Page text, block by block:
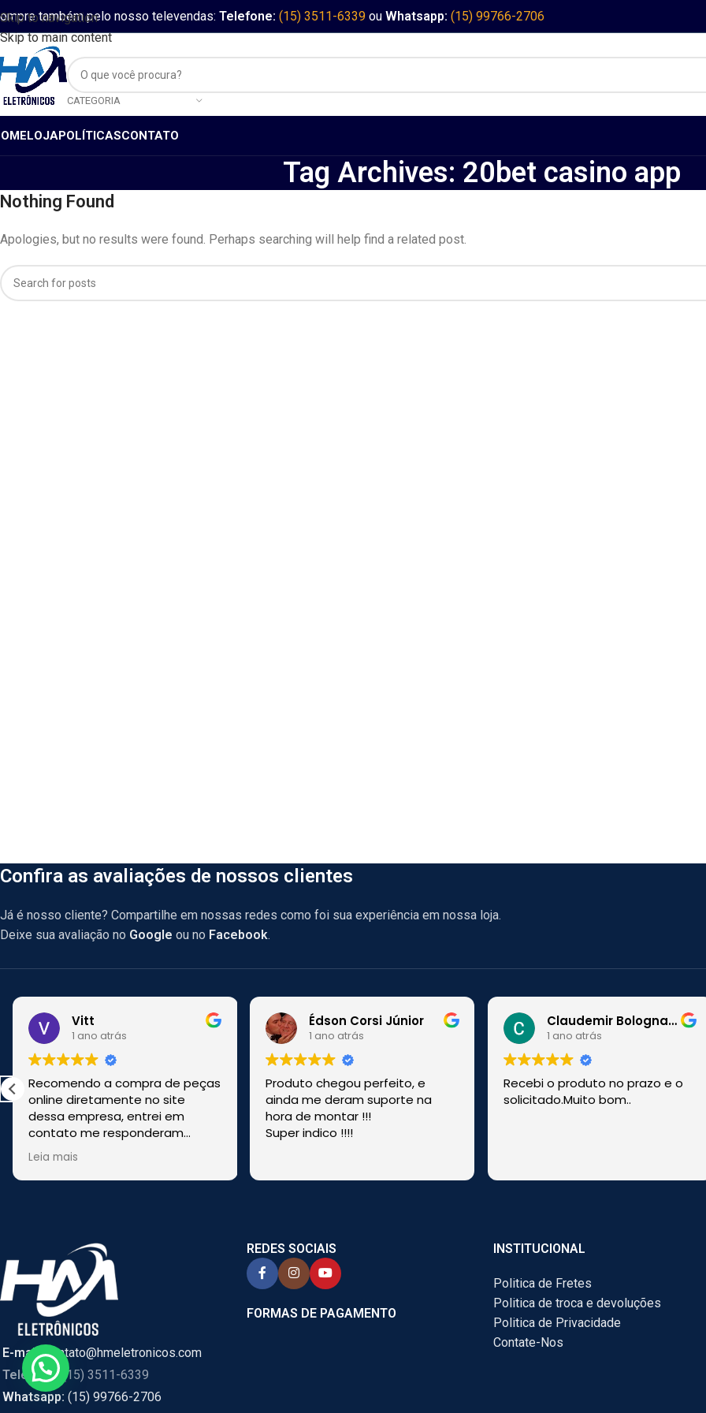
Skip to navigation
Skip to main content
também pelo nosso televendas: Telefone: (15) 3511-6339 ou Whatsapp: (15) 99766-2706
CATEGORIA
LOJAPOLÍTICASCONTATO
Tag Archives: 20bet casino app
Nothing Found
Apologies, but no results were found. Perhaps searching will help find a related post.
Confira as avaliações de nossos clientes
Já é nosso cliente? Compartilhe em nossas redes como foi sua experiência em nossa loja.
Deixe sua avaliação no Google ou no Facebook.
Vitt
1 ano atrás
Recomendo a compra de peças
online diretamente no site
dessa empresa, entrei em
contato me responderam
rapido, me tiraram duvidas,
enviaram pela transportadora e
foi bem rapido. Comprei de
Leia mais
Édson Corsi Júnior
1 ano atrás
Produto chegou perfeito, e
ainda me deram suporte na
hora de montar !!!
Super indico !!!!
Claudemir Bolognato
1 ano atrás
Recebi o produto no prazo e o
solicitado.Muito bom..
E-mail:contato@hmeletronicos.com
Telefone: (15) 3511-6339
Whatsapp: (15) 99766-2706
REDES SOCIAIS
FORMAS DE PAGAMENTO
INSTITUCIONAL
Politica de Fretes
Politica de troca e devoluções
Politica de Privacidade
Contate-Nos